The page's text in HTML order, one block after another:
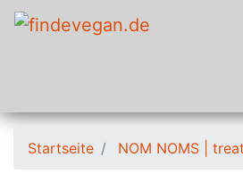
Startseite NOM NOMS |